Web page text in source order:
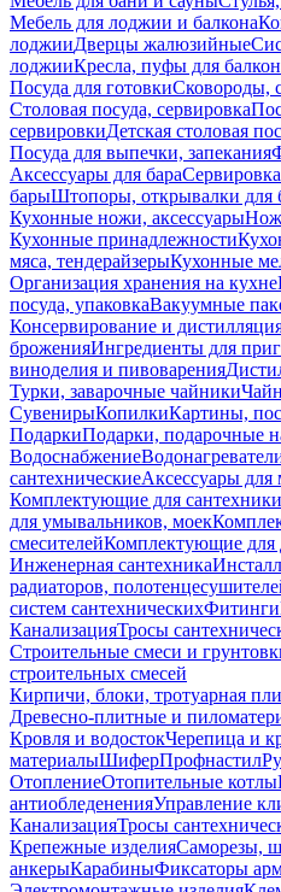
Мебель для лоджии и балкона
лоджииДверцы жалюзийные
лоджииКресла, пуфы для
Посуда для готовкиСковороды,
Столовая посуда, сервировка
сервировкиДетская столовая
Посуда для выпечки, запекания
Аксессуары для бара
барыШтопоры, открывалки для
Кухонные ножи, аксессуары
Кухонные принадлежности
мяса, тендерайзерыКухонные
Организация хранения на кухне
посуда, упаковкаВакуумные
Консервирование и
броженияИнгредиенты для
виноделия и пивоварения
Турки, заварочные чайники
СувенирыКопилкиКартины,
ПодаркиПодарки, подарочные
Водоснабжение
сантехническиеАксессуары для
Комплектующие для сантехники
для умывальников, моек
смесителейКомплектующие для
Инженерная сантехника
радиаторов,
систем сантехническихФитинги
КанализацияТросы
Строительные смеси и
строительных смесей
Кирпичи, блоки, тротуарная
Древесно-плитные и
Кровля и водостокЧерепица и
материалыШиферПрофнастил
ОтоплениеОтопительные котлы
антиобледененияУправление
КанализацияТросы
Крепежные изделияСаморезы,
анкерыКарабиныФиксаторы